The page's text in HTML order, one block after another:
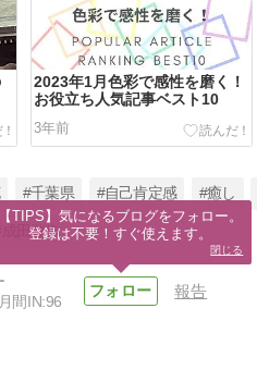
2023年1月色彩で感性を磨く！
お役立ち人気記事ベスト10
3年前
#千葉県 #自己肯定感 #癒し
#成田散歩
月間IN:96
報告
【TIPS】気になるブログをフォロー。
登録は不要！すぐ使えます。
閉じる